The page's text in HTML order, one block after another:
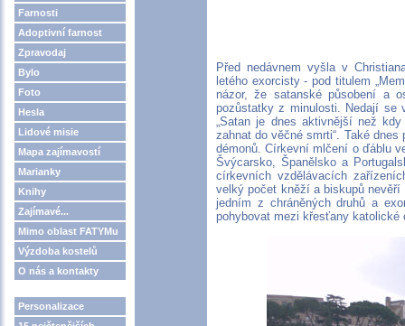
Farnosti
Adoptivní farnost
Zpravodaj
Bylo
Foto
Hesla
Lidové misie
Mapa zajímavostí
Marianky
Knihy
Zajímavé...
Mimo oblast FATYMu
Výzdoba kostelů
O nás a kontakty
Personalizace
Před nedávnem vyšla v
letého exorcisty - pod titulem
názor, že satanské působení a
pozůstatky z minulosti. Nedají se
„Satan je dnes aktivnější než
zahnat do věčné smrti“. Také
démonů. Církevní mlčení o ďáblu
Švýcarsko, Španělsko a
církevních vzdělávacích
velký počet kněží a biskupů nevěří
jedním z chráněných druhů a
pohybovat mezi křesťany